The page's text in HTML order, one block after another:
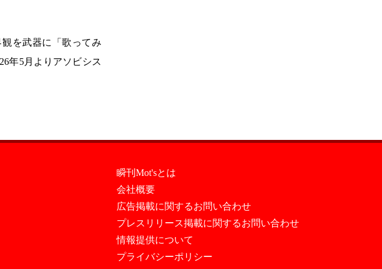
を武器に「歌ってみ
年5月よりアソビシス
瞬刊Mot'sとは
会社概要
広告掲載に関するお問い合わせ
プレスリリース掲載に関するお問い合わせ
情報提供について
プライバシーポリシー